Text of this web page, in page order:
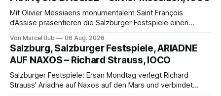
Mit Olivier Messiaens monumentalem Saint François
d’Assise präsentieren die Salzburger Festspiele einen
eine bildgewaltige Inszenierung, Maxime Pascal entfaltet
die komplexe Partitur eindrucksvoll, Philippe Sly berührt als
Franziskus.
Von Marcel Bub 06 Aug. 2026
Salzburg, Salzburger Festspiele, ARIADNE
AUF NAXOS – Richard Strauss, IOCO
Salzburger Festspiele: Ersan Mondtag verlegt Richard
Strauss' Ariadne auf Naxos auf den Mars und verbindet